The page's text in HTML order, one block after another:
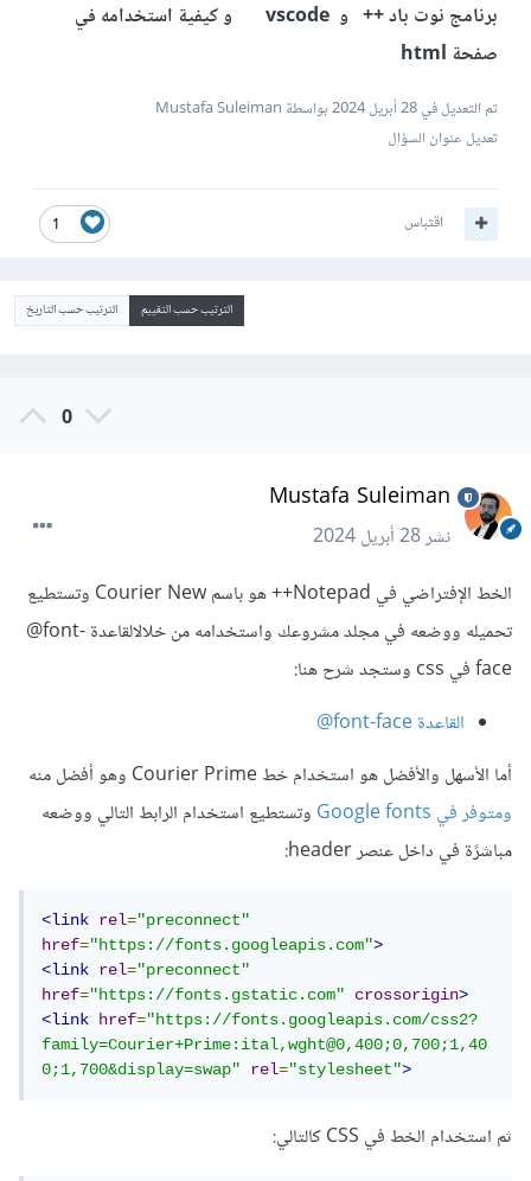
برنامج نوت باد ++ و vscode و كيفية استخدامه في
صفحة html
تم التعديل في28 أبريل 2024
بواسطة Mustafa Suleiman
تعديل عنوان السؤال
1 اقتباس
الترتيب حسب التقييم الترتيب حسب التاريخ
0
Mustafa Suleiman
نشر28 أبريل 2024
الخط الإفتراضي في Notepad++ هو باسم Courier New وتستطيع
تحميله ووضعه في مجلد مشروعك واستخدامه من خلالالقاعدة ‎@font-
face في css وستجد شرح هنا:
القاعدة ‎@font-face
أما الأسهل والأفضل هو استخدام خط Courier Prime وهو أفضل منه
ومتوفر في Google fonts
وتستطيع استخدام الرابط التالي ووضعه
مباشرًة في داخل عنصر header:
<link rel="preconnect"
href="https://fonts.googleapis.com">
<link
rel="preconnect"
href="https://fonts.gstatic.com" crossorigin>
<link
href="https://fonts.googleapis.com/css2?
family=Courier+Prime:ital,wght@0,400;0,700;1,40
0;1,700&display=swap"
rel="stylesheet">
ثم استخدام الخط في CSS كالتالي: